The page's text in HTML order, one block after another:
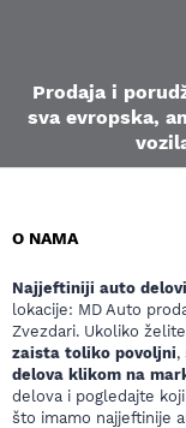
Prodaja i
sva evropska,
O NAMA
Najjeftiniji auto
lokacije: MD Auto
Zvezdari. Ukoliko
zaista toliko povoljni,
delova klikom na
delova i pogledajte
što imamo najjeftinije